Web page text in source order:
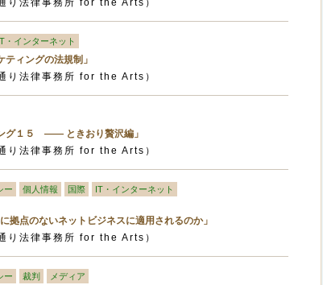
り法律事務所 for the Arts）
・インターネット
ティングの法規制」
り法律事務所 for the Arts）
グ１５ ―― ときおり贅沢編」
り法律事務所 for the Arts）
ー 個人情報 国際 IT・インターネット
のないネットビジネスに適用されるのか」
り法律事務所 for the Arts）
ー 裁判 メディア